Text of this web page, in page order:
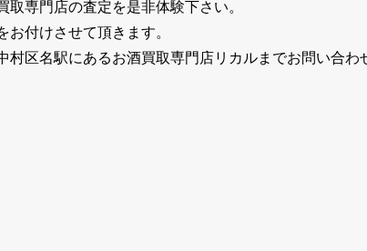
専門店の査定を是非体験下さい。
付けさせて頂きます。
区名駅にあるお酒買取専門店リカルまでお問い合わ